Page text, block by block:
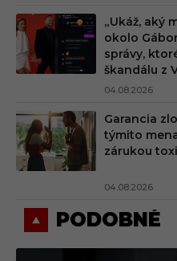
„Ukáž, aký
okolo
správy,
škandálu z
04.08.2026
Garancia
týmito
zárukou
04.08.2026
PODOBNÉ